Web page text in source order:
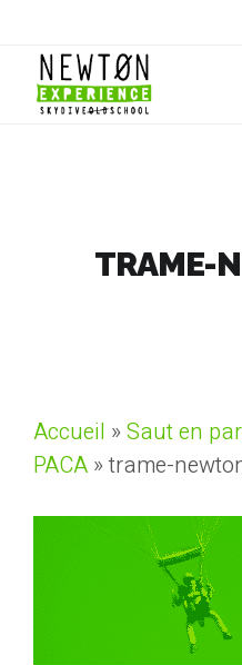
TRAME-
Accueil » Saut en
PACA »trame-